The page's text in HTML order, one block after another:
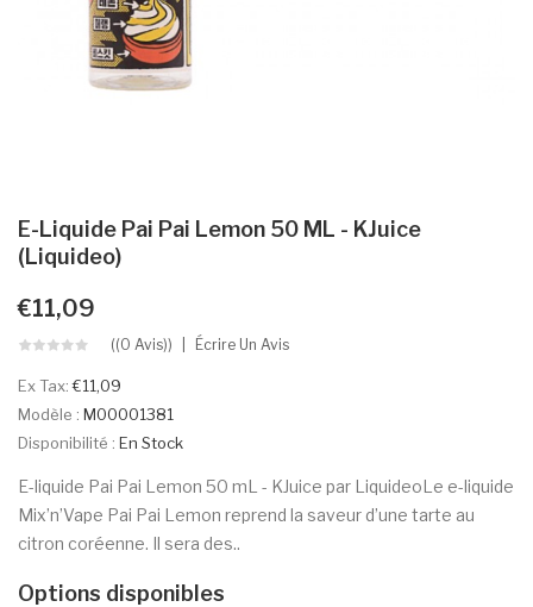
E-Liquide Pai Pai Lemon 50 ML - KJuice
(Liquideo)
€11,09
((0 Avis)) Écrire Un Avis
Ex Tax:€11,09
Modèle : M00001381
Disponibilité : En Stock
E-liquide Pai Pai Lemon 50 mL - KJuice par LiquideoLe e-liquide
Mix’n’Vape Pai Pai Lemon reprend la saveur d’une tarte au
citron coréenne. Il sera des..
Options disponibles